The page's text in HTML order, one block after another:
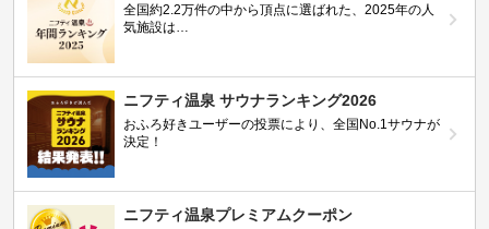
全国約2.2万件の中から頂点に選ばれた、2025年の人
気施設は…
ニフティ温泉 サウナランキング2026
おふろ好きユーザーの投票により、全国No.1サウナが
決定！
ニフティ温泉プレミアムクーポン